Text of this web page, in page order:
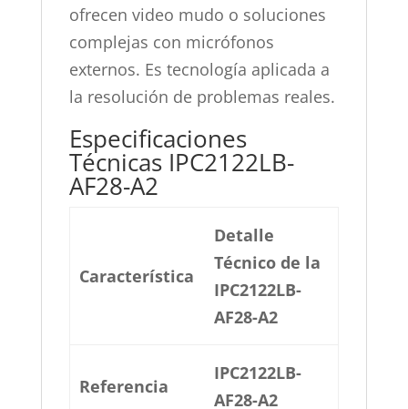
ofrecen video mudo o soluciones
complejas con micrófonos
externos. Es tecnología aplicada a
la resolución de problemas reales.
Especificaciones
Técnicas IPC2122LB-
AF28-A2
Característica
Detalle
Técnico de la
IPC2122LB-
AF28-A2
Referencia
IPC2122LB-
AF28-A2